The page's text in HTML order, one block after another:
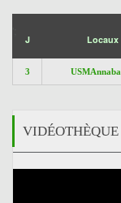
J Locaux
3 USMAnnaba
VIDÉOTHÈQUE